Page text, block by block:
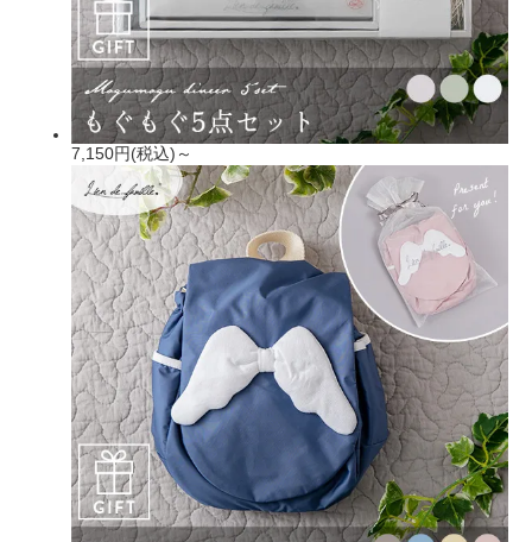
7,150円(税込)～